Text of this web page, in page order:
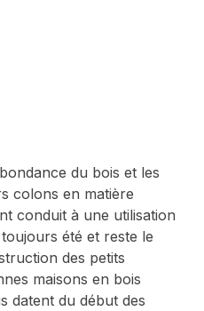
du bois et les
colons en matière
conduit à une utilisation
été et reste le
des petits
maisons en bois
datent du début des